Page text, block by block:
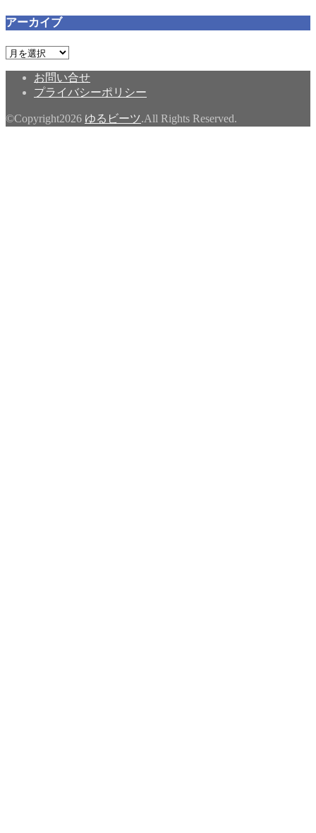
アーカイブ
ア
お問い合せ
プライバシーポリシー
©Copyright2026 ゆるビーツ.All Rights Reserved.